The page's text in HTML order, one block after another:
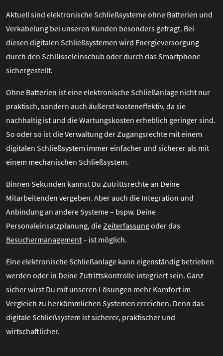
Aktuell sind elektronische Schließsysteme ohne Batterien und
Verkabelung bei unseren Kunden besonders gefragt. Bei
diesen digitalen Schließsystemen wird Energieversorgung
durch den Schlüsseleinschub oder durch das Smartphone
sichergestellt.
Ohne Batterien ist eine elektronische Schließanlage nicht nur
praktisch, sondern auch äußerst kosteneffektiv, da sie
nachhaltig ist und die Wartungskosten erheblich geringer sind.
So oder so ist die Verwaltung der Zugangsrechte mit einem
digitalen Schließsystem immer einfacher und sicherer als mit
einem mechanischen Schließsystem.
Binnen Sekunden kannst Du Zutrittsrechte an Deine
Mitarbeitenden vergeben. Aber auch die Integration und
Anbindung an andere Systeme – bspw. Deine
Personaleinsatzplanung, die Zeiterfassungoder das
Besuchermanagement– ist möglich.
Eine elektronische Schließanlage kann eigenständig betrieben
werden oder in Deine Zutrittskontrolle integriert sein. Ganz
sicher wirst Du mit unseren Lösungen mehr Komfort im
Vergleich zu herkömmlichen Systemen erreichen. Denn das
digitale Schließsystem ist sicherer, praktischer und
wirtschaftlicher.